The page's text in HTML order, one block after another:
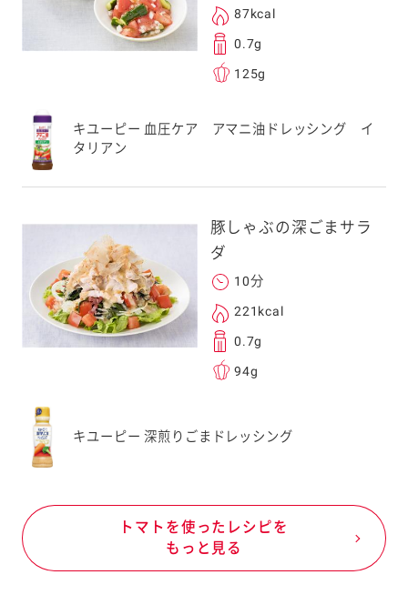
レスは、本サービ
。当社はこの情報
ことはございませ
87kcal
0.7g
125g
キユーピー 血圧ケア アマニ油ドレッシング イ
タリアン
豚しゃぶの深ごまサラ
ダ
10分
221kcal
0.7g
94g
キユーピー 深煎りごまドレッシング
トマトを使ったレシピを
もっと見る